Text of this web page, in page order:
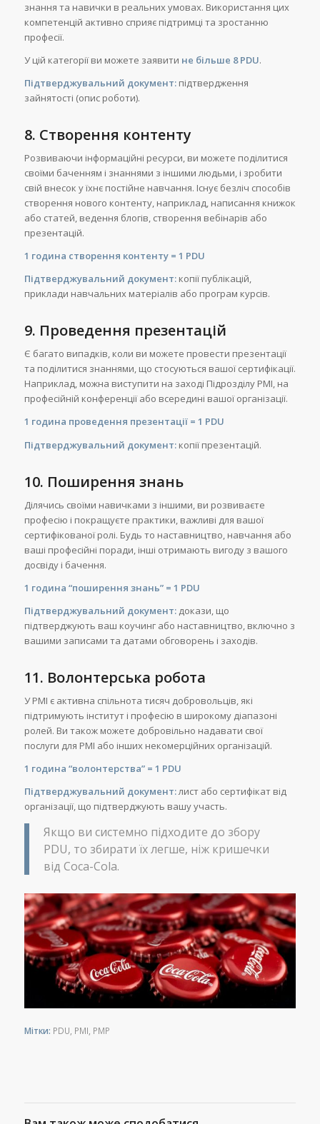
знання та навички в реальних умовах. Використання цих
компетенцій активно сприяє підтримці та зростанню
професії.
У цій категорії ви можете заявити не більше 8 PDU.
Підтверджувальний документ:підтвердження
зайнятості (опис роботи).
8. Створення контенту
Розвиваючи інформаційні ресурси, ви можете поділитися
своїми баченням і знаннями з іншими людьми, і зробити
свій внесок у їхнє постійне навчання. Існує безліч способів
створення нового контенту, наприклад, написання книжок
або статей, ведення блогів, створення вебінарів або
презентацій.
1 година створення контенту = 1 PDU
Підтверджувальний документ:копії публікацій,
приклади навчальних матеріалів або програм курсів.
9. Проведення презентацій
Є багато випадків, коли ви можете провести презентації
та поділитися знаннями, що стосуються вашої сертифікації.
Наприклад, можна виступити на заході Підрозділу PMI, на
професійній конференції або всередині вашої організації.
1 година проведення презентації = 1 PDU
Підтверджувальний документ:копії презентацій.
10. Поширення знань
Ділячись своїми навичками з іншими, ви розвиваєте
професію і покращуєте практики, важливі для вашої
сертифікованої ролі. Будь то наставництво, навчання або
ваші професійні поради, інші отримають вигоду з вашого
досвіду і бачення.
1 година “поширення знань” = 1 PDU
Підтверджувальний документ:докази, що
підтверджують ваш коучинг або наставництво, включно з
вашими записами та датами обговорень і заходів.
11. Волонтерська робота
У PMI є активна спільнота тисяч добровольців, які
підтримують інститут і професію в широкому діапазоні
ролей. Ви також можете добровільно надавати свої
послуги для PMI або інших некомерційних організацій.
1 година “волонтерства” = 1 PDU
Підтверджувальний документ:лист або сертифікат від
організації, що підтверджують вашу участь.
Якщо ви системно підходите до збору
PDU, то збирати їх легше, ніж кришечки
від Coca-Cola.
Мітки: PDU PMI PMP